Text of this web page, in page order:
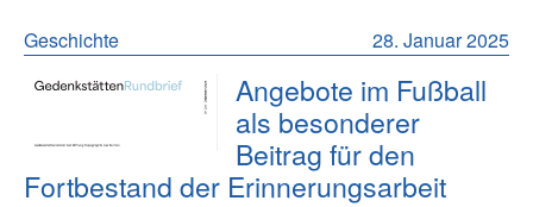
28. Januar 2025
Geschichte
Angebote im Fußball
als besonderer
Beitrag für den
Fortbestand der Erinnerungsarbeit